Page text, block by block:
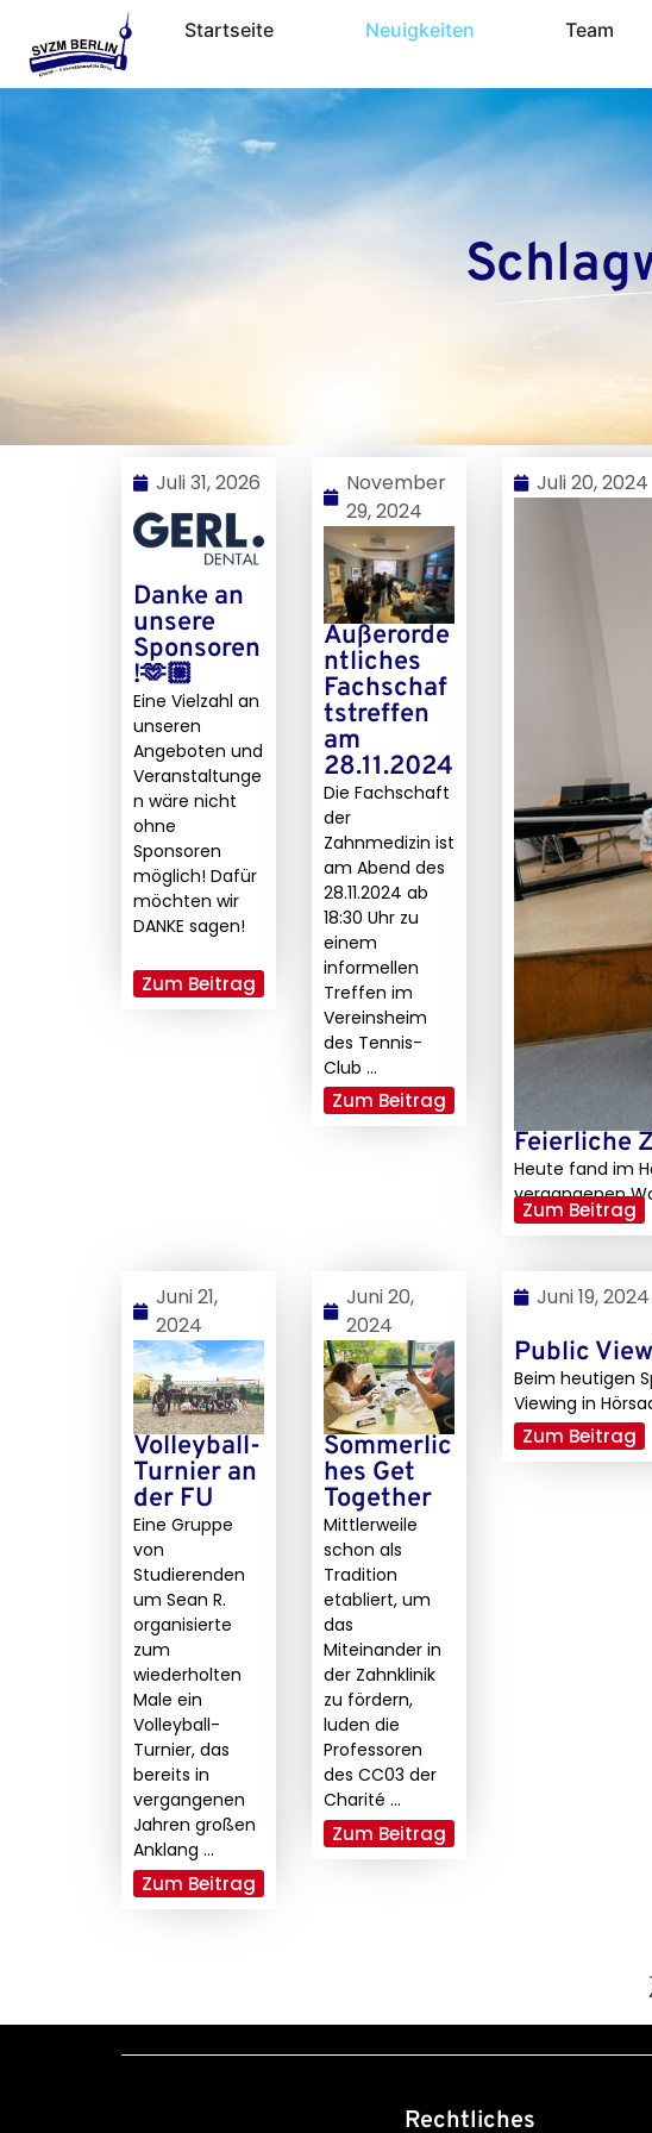
Startseite Neuigkeiten Team
Juli 31, 2026
Danke an
unsere
Sponsoren
!🫶🏼
Eine Vielzahl an
unseren
Angeboten und
Veranstaltunge
n wäre nicht
ohne
Sponsoren
möglich! Dafür
möchten wir
DANKE sagen!
...
Zum Beitrag
November
29, 2024
Außerorde
ntliches
Fachschaf
tstreffen
am
28.11.2024
Die Fachschaft
der
Zahnmedizin ist
am Abend des
28.11.2024 ab
18:30 Uhr zu
einem
informellen
Treffen im
Vereinsheim
des Tennis-
Club ...
Zum Beitrag
Juli 20, 2024
Feierliche
Heute fand im
vergangenen
Zum Beitrag
Juni 21,
2024
Volleyball-
Turnier an
der FU
Eine Gruppe
von
Studierenden
um Sean R.
organisierte
zum
wiederholten
Male ein
Volleyball-
Turnier, das
bereits in
vergangenen
Jahren großen
Anklang ...
Zum Beitrag
Juni 20,
2024
Sommerlic
hes Get
Together
Mittlerweile
schon als
Tradition
etabliert, um
das
Miteinander in
der Zahnklinik
zu fördern,
luden die
Professoren
des CC03 der
Charité ...
Zum Beitrag
Juni 19, 2024
Public
Beim heutigen
Viewing in
Zum Beitrag
Rechtliches